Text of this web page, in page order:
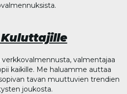
Kuluttajille
verkkovalmennusta, valmentajaa
kaikille. Me haluamme auttaa
tavan muuttuvien trendien
joukosta.